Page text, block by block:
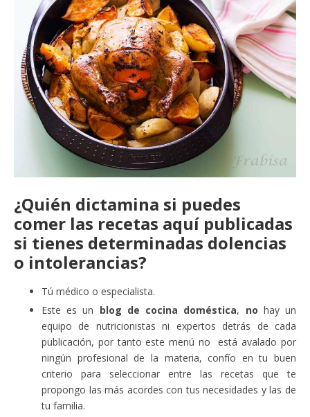
¿Quién dictamina si puedes
comer las recetas aquí publicadas
si tienes determinadas dolencias
o intolerancias?
Tú médico o especialista.
Este es un blog de cocina doméstica, no hay un
equipo de nutricionistas ni expertos detrás de cada
publicación, por tanto este menú no está avalado por
ningún profesional de la materia, confío en tu buen
criterio para seleccionar entre las recetas que te
propongo las más acordes con tus necesidades y las de
tu familia.